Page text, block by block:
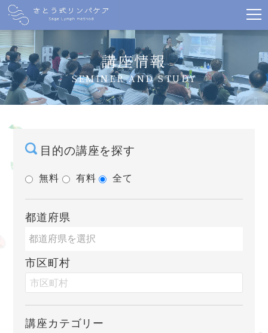
講座情報
SEMINER AND STUDY
目的の講座を探す
無料 有料 全て
都道府県
市区町村
講座カテゴリー